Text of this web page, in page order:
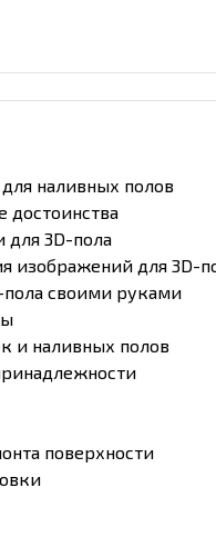
наливных полов
достоинства
3D-пола
изображений для 3D-
пола своими руками
и наливных полов
поверхности